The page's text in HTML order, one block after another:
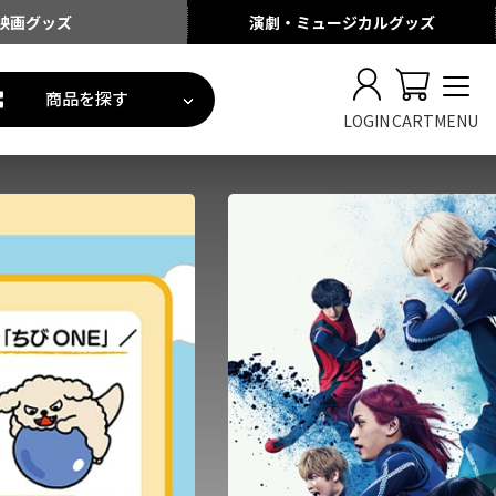
画グッズ 演劇・ミュージカルグッズ
商品を探す
LOGINCARTMENU